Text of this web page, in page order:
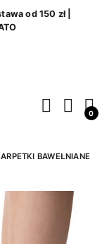
od 150 zł |
0
BAWEŁNIANE